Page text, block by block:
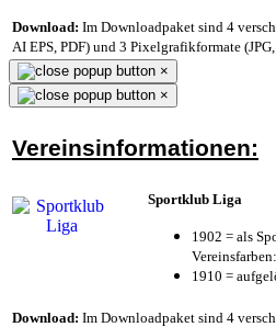
Download: Im Downloadpaket sind 4
AI EPS, PDF) und 3 Pixelgrafikformate
×
×
Vereinsinformationen:
Sportklub Liga
1902 = als
1910 =
Download: Im Downloadpaket sind 4